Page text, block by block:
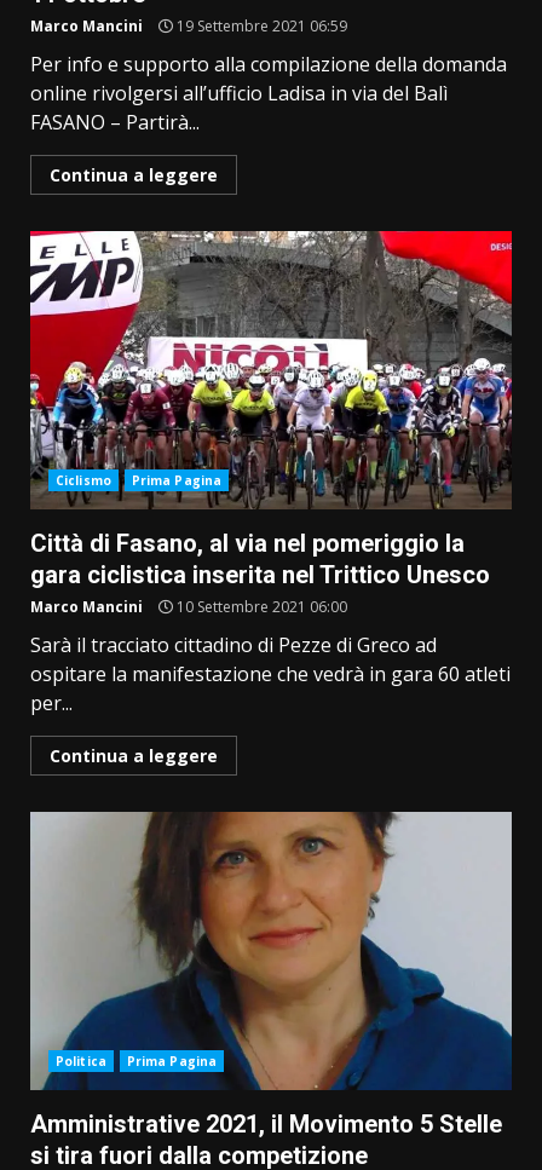
Marco Mancini 19 Settembre 2021 06:59
Per info e supporto alla compilazione della domanda
online rivolgersi all’ufficio Ladisa in via del Balì
FASANO – Partirà...
Continua a leggere
Ciclismo Prima Pagina
Città di Fasano, al via nel pomeriggio la
gara ciclistica inserita nel Trittico Unesco
Marco Mancini 10 Settembre 2021 06:00
Sarà il tracciato cittadino di Pezze di Greco ad
ospitare la manifestazione che vedrà in gara 60 atleti
per...
Continua a leggere
Politica Prima Pagina
Amministrative 2021, il Movimento 5 Stelle
si tira fuori dalla competizione